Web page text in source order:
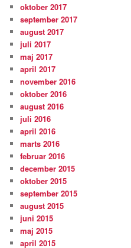
oktober 2017
september 2017
august 2017
juli 2017
maj 2017
april 2017
november 2016
oktober 2016
august 2016
juli 2016
april 2016
marts 2016
februar 2016
december 2015
oktober 2015
september 2015
august 2015
juni 2015
maj 2015
april 2015